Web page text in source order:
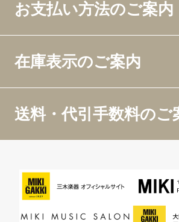
お支払い方法のご案内
在庫表示のご案内
送料・代引手数料のご